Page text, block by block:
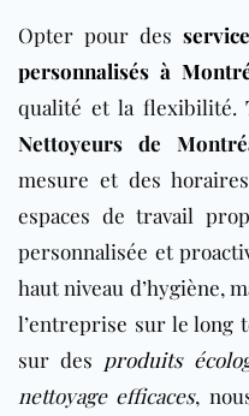
Opter pour des
personnalisés à
qualité et la flexibilité.
Nettoyeurs de
mesure et des
espaces de travail
personnalisée et
haut niveau d’hygiène,
l’entreprise sur le long
sur des produits
nettoyage efficaces,